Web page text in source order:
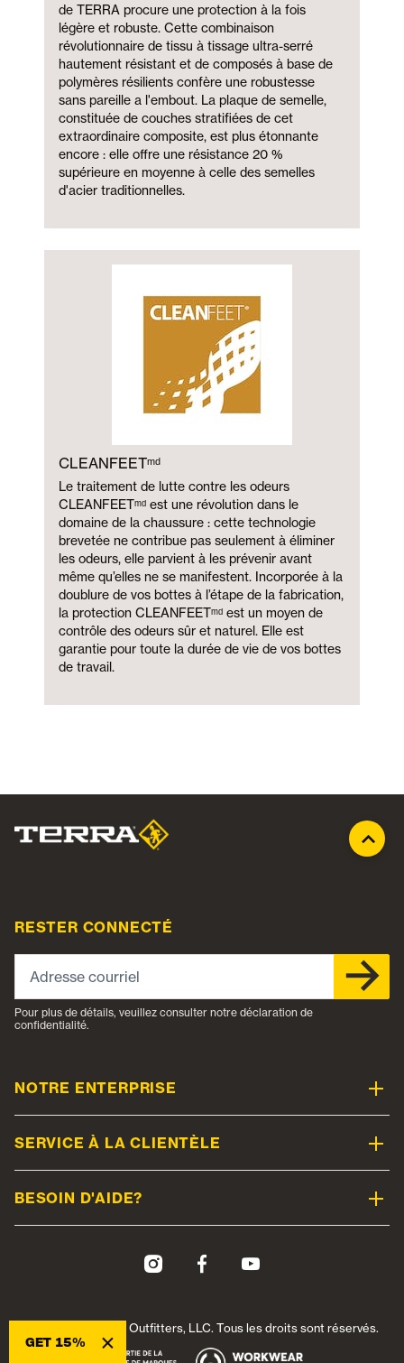
de TERRA procure une protection à la fois
légère et robuste. Cette combinaison
révolutionnaire de tissu à tissage ultra-serré
hautement résistant et de composés à base de
polymères résilients confère une robustesse
sans pareille a l'embout. La plaque de semelle,
constituée de couches stratifiées de cet
extraordinaire composite, est plus étonnante
encore : elle offre une résistance 20 %
supérieure en moyenne à celle des semelles
d'acier traditionnelles.
CLEANFEETᵐᵈ
Le traitement de lutte contre les odeurs
CLEANFEETᵐᵈ est une révolution dans le
domaine de la chaussure : cette technologie
brevetée ne contribue pas seulement à éliminer
les odeurs, elle parvient à les prévenir avant
même qu’elles ne se manifestent. Incorporée à la
doublure de vos bottes à l’étape de la fabrication,
la protection CLEANFEETᵐᵈ est un moyen de
contrôle des odeurs sûr et naturel. Elle est
garantie pour toute la durée de vie de vos bottes
de travail.
RESTER CONNECTÉ
Adresse courriel
Pour plus de détails, veuillez consulter notre déclaration de
confidentialité.
×
GET 15%
NOTRE ENTERPRISE
SERVICE À LA CLIENTÈLE
BESOIN D'AIDE?
© 2026 Workwear Outfitters, LLC. Tous les droits sont réservés.